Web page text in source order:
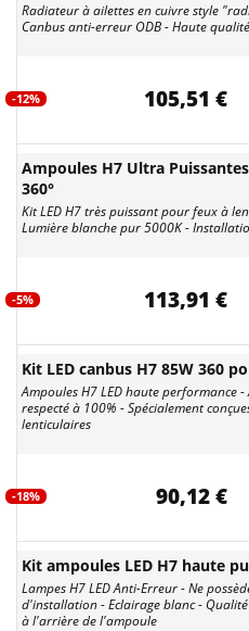
Radiateur à ailettes en cuivre style
Canbus anti-erreur ODB - Haute
-12% 105,51 €
Ampoules H7 Ultra
360°
Kit LED H7 très puissant pour feux à
Lumière blanche pur 5000K -
-5% 113,91 €
Kit LED canbus H7 85W 360
Ampoules H7 LED haute performance
respecté à 100% - Spécialement
lenticulaires
-18% 90,12 €
Kit ampoules LED H7 haute
Lampes H7 LED Anti-Erreur - Ne
d'installation - Eclairage blanc -
à l'arrière de l'ampoule